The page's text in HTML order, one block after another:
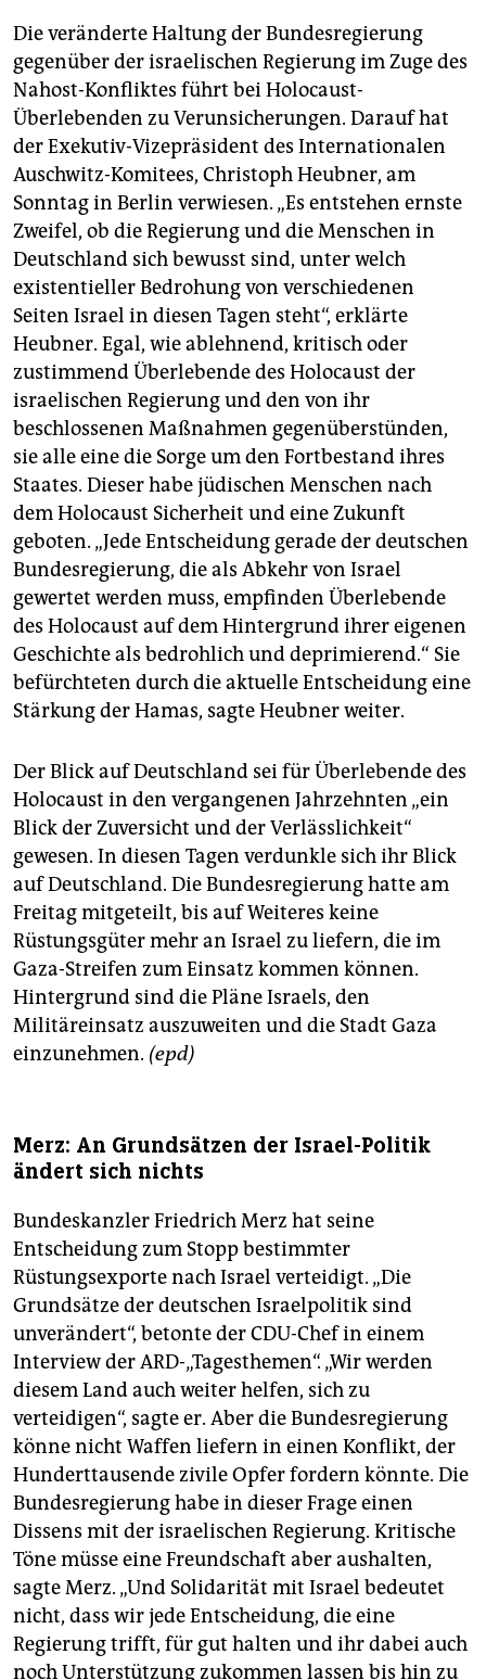
Die veränderte Haltung der Bundesregierung
gegenüber der israelischen Regierung im Zuge des
Nahost-Konfliktes führt bei Holocaust-
Überlebenden zu Verunsicherungen. Darauf hat
der Exekutiv-Vizepräsident des Internationalen
Auschwitz-Komitees, Christoph Heubner, am
Sonntag in Berlin verwiesen. „Es entstehen ernste
Zweifel, ob die Regierung und die Menschen in
Deutschland sich bewusst sind, unter welch
existentieller Bedrohung von verschiedenen
Seiten Israel in diesen Tagen steht“, erklärte
Heubner. Egal, wie ablehnend, kritisch oder
zustimmend Überlebende des Holocaust der
israelischen Regierung und den von ihr
beschlossenen Maßnahmen gegenüberstünden,
sie alle eine die Sorge um den Fortbestand ihres
Staates. Dieser habe jüdischen Menschen nach
dem Holocaust Sicherheit und eine Zukunft
geboten. „Jede Entscheidung gerade der deutschen
Bundesregierung, die als Abkehr von Israel
gewertet werden muss, empfinden Überlebende
des Holocaust auf dem Hintergrund ihrer eigenen
Geschichte als bedrohlich und deprimierend.“ Sie
befürchteten durch die aktuelle Entscheidung eine
Stärkung der Hamas, sagte Heubner weiter.
Der Blick auf Deutschland sei für Überlebende des
Holocaust in den vergangenen Jahrzehnten „ein
Blick der Zuversicht und der Verlässlichkeit“
gewesen. In diesen Tagen verdunkle sich ihr Blick
auf Deutschland. Die Bundesregierung hatte am
Freitag mitgeteilt, bis auf Weiteres keine
Rüstungsgüter mehr an Israel zu liefern, die im
Gaza-Streifen zum Einsatz kommen können.
Hintergrund sind die Pläne Israels, den
Militäreinsatz auszuweiten und die Stadt Gaza
einzunehmen. (epd)
Merz: An Grundsätzen der Israel-Politik
ändert sich nichts
Bundeskanzler Friedrich Merz hat seine
Entscheidung zum Stopp bestimmter
Rüstungsexporte nach Israel verteidigt. „Die
Grundsätze der deutschen Israelpolitik sind
unverändert“, betonte der CDU-Chef in einem
Interview der ARD-„Tagesthemen“. „Wir werden
diesem Land auch weiter helfen, sich zu
verteidigen“, sagte er. Aber die Bundesregierung
könne nicht Waffen liefern in einen Konflikt, der
Hunderttausende zivile Opfer fordern könnte. Die
Bundesregierung habe in dieser Frage einen
Dissens mit der israelischen Regierung. Kritische
Töne müsse eine Freundschaft aber aushalten,
sagte Merz. „Und Solidarität mit Israel bedeutet
nicht, dass wir jede Entscheidung, die eine
Regierung trifft, für gut halten und ihr dabei auch
noch Unterstützung zukommen lassen bis hin zu